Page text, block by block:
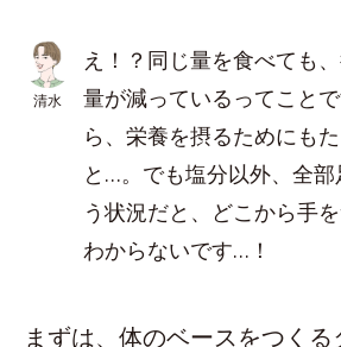
清水
え！？同じ量を食べても
量が減っているってこと
ら、栄養を摂るためにも
と…。でも塩分以外、全
う状況だと、どこから手
わからないです…！
まずは、体のベースをつくる